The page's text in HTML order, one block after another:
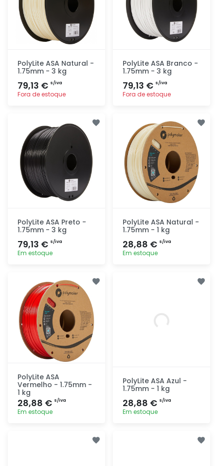
PolyLite ASA Natural -
1.75mm - 3 kg
79,13 € s/iva
Fora de estoque
rapidamente
PolyLite ASA Branco -
1.75mm - 3 kg
79,13 € s/iva
Fora de estoque
rapidamente
PolyLite ASA Preto -
1.75mm - 3 kg
79,13 € s/iva
Em estoque
rapidamente
PolyLite ASA Natural -
1.75mm - 1 kg
28,88 € s/iva
Em estoque
PolyLite ASA
Vermelho - 1.75mm -
1 kg
28,88 € s/iva
Em estoque
PolyLite ASA Azul -
1.75mm - 1 kg
28,88 € s/iva
Em estoque